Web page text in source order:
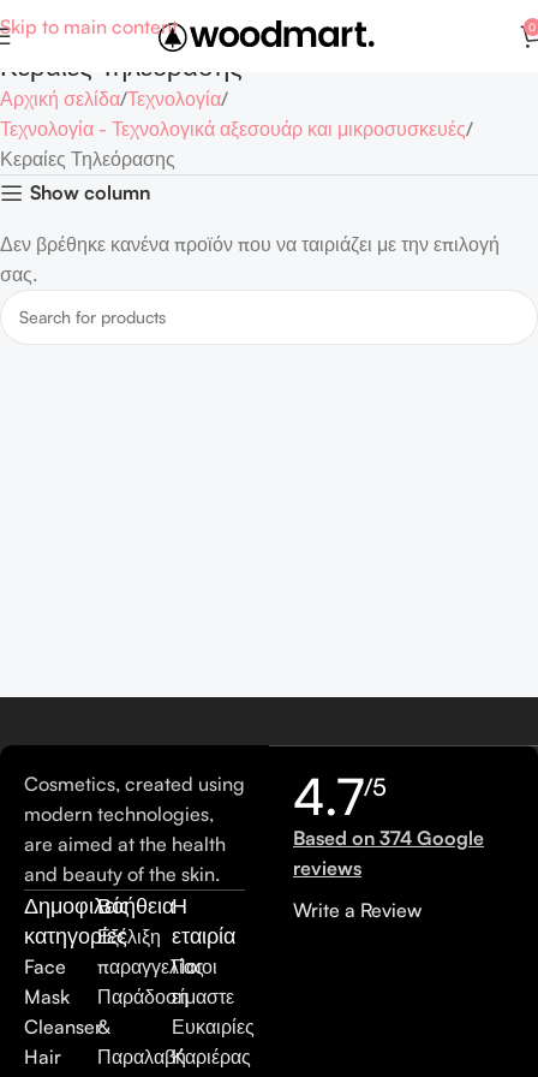
Skip to main content 0
Κεραίες Τηλεόρασης
Αρχική σελίδα Τεχνολογία
Τεχνολογία - Τεχνολογικά αξεσουάρ και μικροσυσκευές
Κεραίες Τηλεόρασης
Show column
Δεν βρέθηκε κανένα προϊόν που να ταιριάζει με την επιλογή
σας.
Cosmetics, created using
modern technologies,
are aimed at the health
and beauty of the skin.
Δημοφιλείς
κατηγορίες
Face
Mask
Cleanser
Hair
Βοήθεια
Εξέλιξη
παραγγελίας
Παράδοση
&
Παραλαβή
Η
εταιρία
Ποιοι
είμαστε
Ευκαιρίες
Καριέρας
4.7/5
Based on 374 Google
reviews
Write a Review